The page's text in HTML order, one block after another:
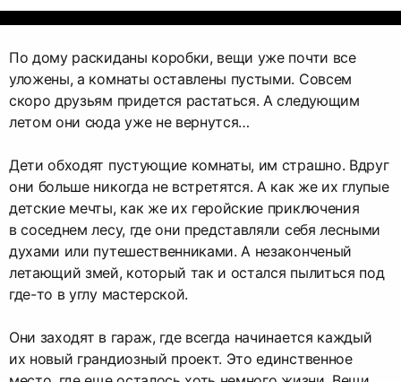
По дому раскиданы коробки, вещи уже почти все
уложены, а комнаты оставлены пустыми. Совсем
скоро друзьям придется растаться. А следующим
летом они сюда уже не вернутся…
Дети обходят пустующие комнаты, им страшно. Вдруг
они больше никогда не встретятся. А как же их глупые
детские мечты, как же их геройские приключения
в соседнем лесу, где они представляли себя лесными
духами или путешественниками. А незаконченый
летающий змей, который так и остался пылиться под
где-то в углу мастерской.
Они заходят в гараж, где всегда начинается каждый
их новый грандиозный проект. Это единственное